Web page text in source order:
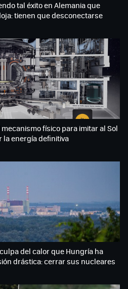
tal éxito en Alemania que
tienen que desconectarse
físico para imitar al Sol
la energía definitiva
del calor que Hungría ha
drástica: cerrar sus nucleares